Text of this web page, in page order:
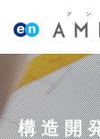
構造開